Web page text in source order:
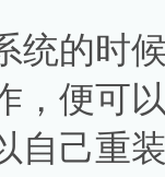
的时候
，便可
自己重